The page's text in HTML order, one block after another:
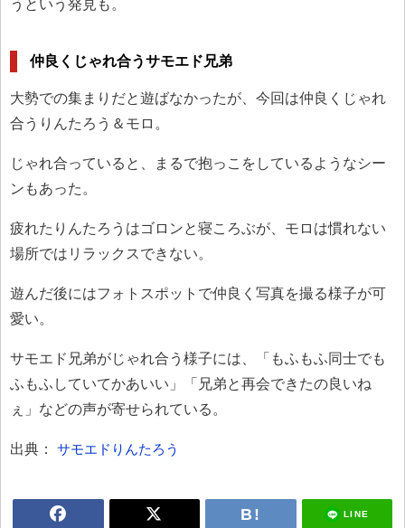
うという発見も。
仲良くじゃれ合うサモエド兄弟
大勢での集まりだと遊ばなかったが、今回は仲良くじゃれ
合うりんたろう＆モロ。
じゃれ合っていると、まるで抱っこをしているようなシー
ンもあった。
疲れたりんたろうはゴロンと寝ころぶが、モロは慣れない
場所ではリラックスできない。
遊んだ後にはフォトスポットで仲良く写真を撮る様子が可
愛い。
サモエド兄弟がじゃれ合う様子には、「もふもふ同士でも
ふもふしていてかあいい」「兄弟と再会できたの良いね
ぇ」などの声が寄せられている。
出典： サモエドりんたろう
LINE